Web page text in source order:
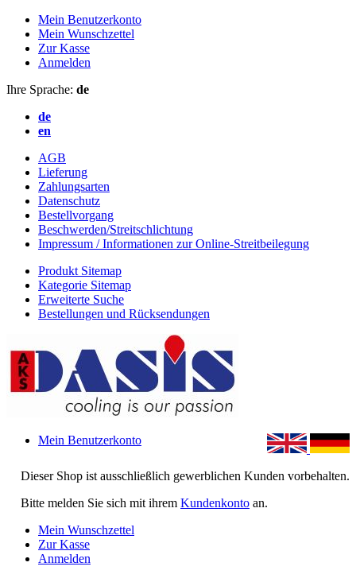
Mein Benutzerkonto
Mein Wunschzettel
Zur Kasse
Anmelden
Ihre Sprache: de
de
en
AGB
Lieferung
Zahlungsarten
Datenschutz
Bestellvorgang
Beschwerden/Streitschlichtung
Impressum / Informationen zur Online-Streitbeilegung
Produkt Sitemap
Kategorie Sitemap
Erweiterte Suche
Bestellungen und Rücksendungen
Dieser Shop ist ausschließlich gewerblichen Kunden vorbehalten.
Bitte melden Sie sich mit ihrem Kundenkonto an.
Mein Benutzerkonto
Mein Wunschzettel
Zur Kasse
Anmelden